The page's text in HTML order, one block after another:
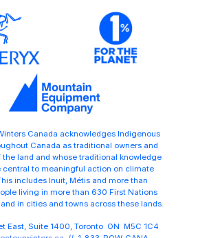
Canada acknowledges Indigenous
Canada as traditional owners and
the land and whose traditional knowledge
central to meaningful action on climate
includes Inuit, Métis and more than
living in more than 630 First Nations
in cities and towns across these lands.
East, Suite 1400, Toronto ON M5C 1C4